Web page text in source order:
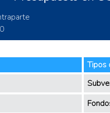
Tipos